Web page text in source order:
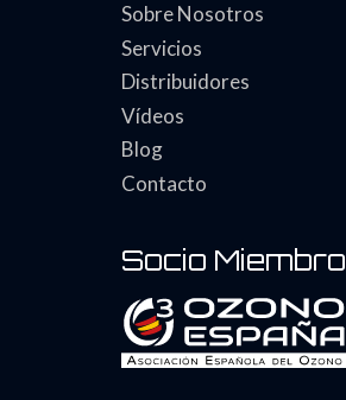
Sobre Nosotros
Servicios
Distribuidores
Vídeos
Blog
Contacto
Socio Miembro